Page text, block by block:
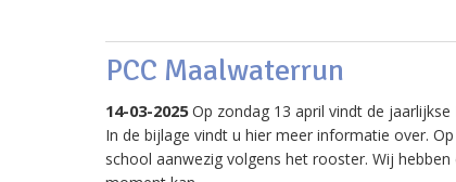
PCC Maalwaterrun
14-03-2025Op zondag 13 april vindt de jaarlijkse
In de bijlage vindt u hier meer informatie over.
school aanwezig volgens het rooster. Wij